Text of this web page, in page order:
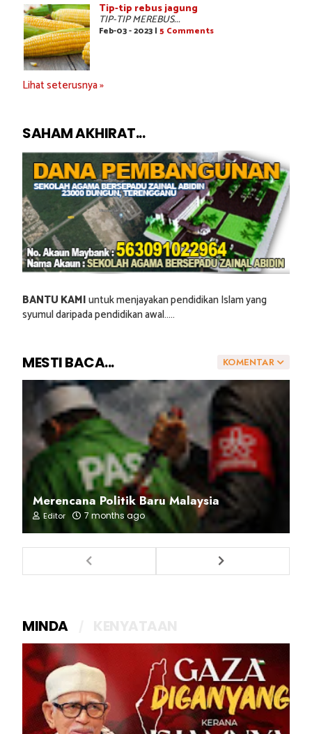
Tip-tip rebus jagung
TIP-TIP MEREBUS...
Feb-03 - 2023 | 5 Comments
Lihat seterusnya »
SAHAM AKHIRAT...
BANTU KAMIuntuk menjayakan pendidikan Islam yang
syumul daripada pendidikan awal.....
KOMENTAR
MESTI BACA...
Merencana Politik Baru Malaysia
Editor 7 months ago
MINDA